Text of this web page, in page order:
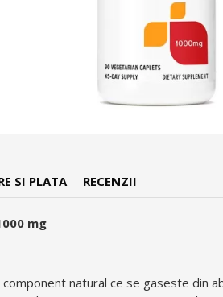
SI PLATA RECENZII
mg
natural ce se gaseste din